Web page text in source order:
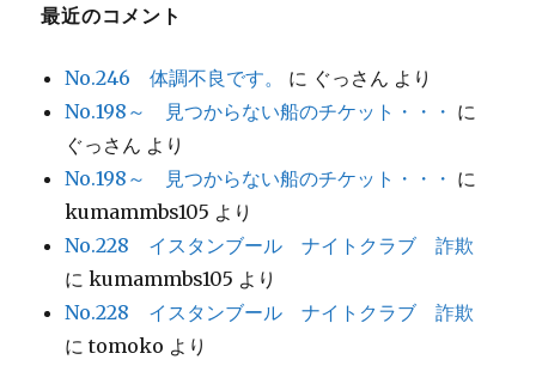
最近のコメント
No.246 体調不良です。 に ぐっさん より
No.198～ 見つからない船のチケット・・・ に
ぐっさん より
No.198～ 見つからない船のチケット・・・ に
kumammbs105 より
No.228 イスタンブール ナイトクラブ 詐欺
にkumammbs105 より
No.228 イスタンブール ナイトクラブ 詐欺
にtomoko より